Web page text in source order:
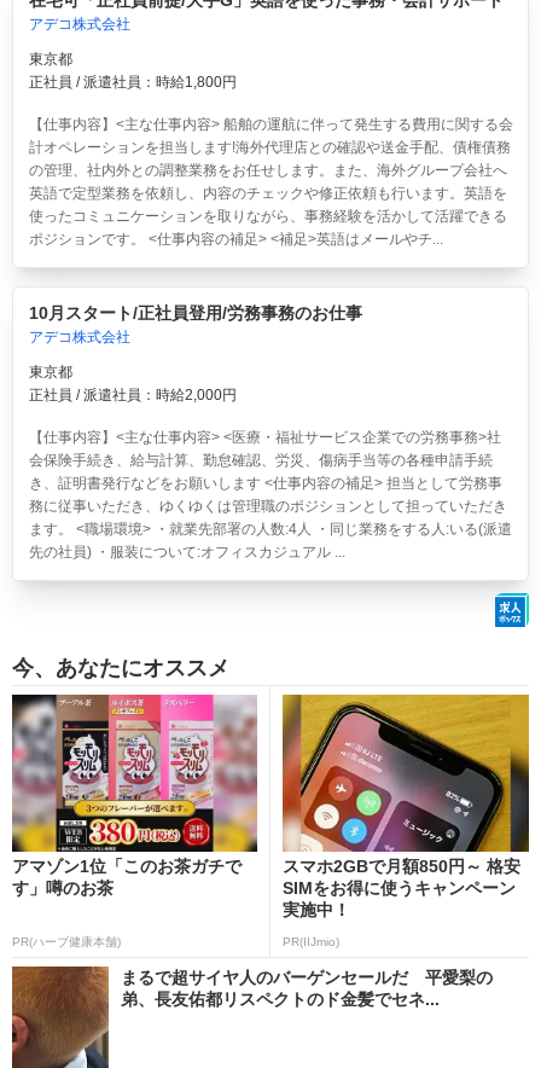
アデコ株式会社
東京都
正社員 / 派遣社員：時給1,800円
【仕事内容】<主な仕事内容> 船舶の運航に伴って発生する費用に関する会
計オペレーションを担当します!海外代理店との確認や送金手配、債権債務
の管理、社内外との調整業務をお任せします。また、海外グループ会社へ
英語で定型業務を依頼し、内容のチェックや修正依頼も行います。英語を
使ったコミュニケーションを取りながら、事務経験を活かして活躍できる
ポジションです。 <仕事内容の補足> <補足>英語はメールやチ...
10月スタート/正社員登用/労務事務のお仕事
アデコ株式会社
東京都
正社員 / 派遣社員：時給2,000円
【仕事内容】<主な仕事内容> <医療・福祉サービス企業での労務事務>社
会保険手続き、給与計算、勤怠確認、労災、傷病手当等の各種申請手続
き、証明書発行などをお願いします <仕事内容の補足> 担当として労務事
務に従事いただき、ゆくゆくは管理職のポジションとして担っていただき
ます。 <職場環境> ・就業先部署の人数:4人 ・同じ業務をする人:いる(派遣
先の社員) ・服装について:オフィスカジュアル ...
今、あなたにオススメ
アマゾン1位「このお茶ガチで
す」噂のお茶
PR(ハーブ健康本舗)
スマホ2GBで月額850円～ 格安
SIMをお得に使うキャンペーン
実施中！
PR(IIJmio)
まるで超サイヤ人のバーゲンセールだ 平愛梨の
弟、長友佑都リスペクトのド金髪でセネ...